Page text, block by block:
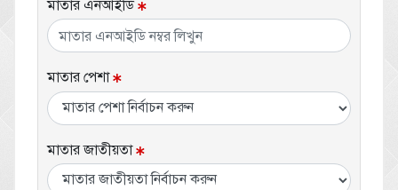
মাতার এনআইডি
মাতার পেশা
মাতার জাতীয়তা